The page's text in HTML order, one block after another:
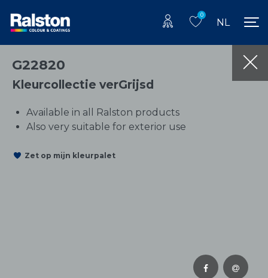
0
NL
G22820
Kleurcollectie verGrijsd
Available in all Ralston products
Also very suitable for exterior use
Zet op mijn kleurpalet